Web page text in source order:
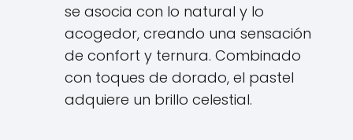
se asocia con lo natural y lo
acogedor, creando una sensación
de confort y ternura. Combinado
con toques de dorado, el pastel
adquiere un brillo celestial.